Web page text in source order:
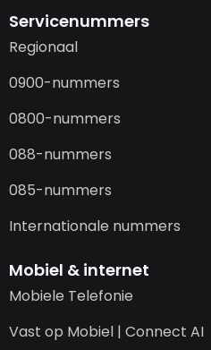
Servicenummers
Regionaal
0900-nummers
0800-nummers
088-nummers
085-nummers
Internationale nummers
Mobiel & internet
Mobiele Telefonie
Vast op Mobiel | Connect AI